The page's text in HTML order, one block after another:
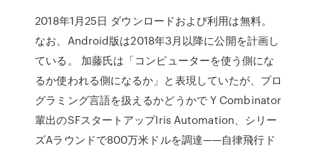
2018年1月25日 ダウンロードおよび利用は無料。
なお、Android版は2018年3月以降に公開を計画し
ている。 加藤氏は「コンピューターを使う側にな
るか使われる側になるか」と表現していたが、プロ
グラミング言語を扱えるかどうかで Y Combinator
輩出のSFスタートアップIris Automation、シリー
ズAラウンドで800万米ドルを調達——自律飛行ド